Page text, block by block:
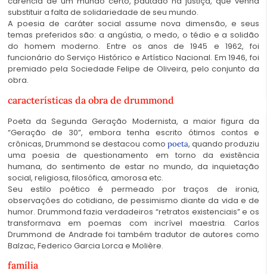
substituir a falta de solidariedade de seu mundo.
A poesia de caráter social assume nova dimensão, e seus
temas preferidos são: a angústia, o medo, o tédio e a solidão
do homem moderno. Entre os anos de 1945 e 1962, foi
funcionário do Serviço Histórico e Artístico Nacional. Em 1946, foi
premiado pela Sociedade Felipe de Oliveira, pelo conjunto da
obra.
características da obra de drummond
Poeta da Segunda Geração Modernista, a maior figura da
“Geração de 30”, embora tenha escrito ótimos contos e
crônicas, Drummond se destacou como poeta, quando produziu
uma poesia de questionamento em torno da existência
humana, do sentimento de estar no mundo, da inquietação
social, religiosa, filosófica, amorosa etc.
Seu estilo poético é permeado por traços de ironia,
observações do cotidiano, de pessimismo diante da vida e de
humor. Drummond fazia verdadeiros “retratos existenciais” e os
transformava em poemas com incrível maestria. Carlos
Drummond de Andrade foi também tradutor de autores como
Balzac, Federico Garcia Lorca e Molière.
família